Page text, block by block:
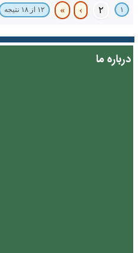
۱ ۲ ›
» ۱۲ از ۱۸ نتیجه
درباره ما